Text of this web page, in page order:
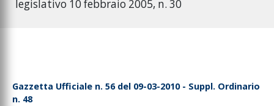
legislativo 10 febbraio 2005, n. 30
Gazzetta Ufficiale n. 56 del 09-03-2010 - Suppl. Ordinario
n. 48